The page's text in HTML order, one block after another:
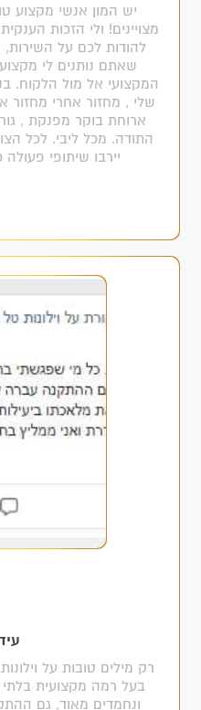
יש המון אנשי מקצוע
מצויינים! ולי הזכות
להודות לכם על השירות,
שאתם נותנים לי
המקצועי אל מול הלקוח.
שלי , מחזור אחרי
ארוחת בוקר מפנקת ,
התודה. מכל ליבי. לכל
יירבו שיתופי
רק מילים טובות על
בעל רמה מקצועית בלתי
ונחמדים מאוד, גם